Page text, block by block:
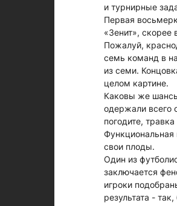
и турнирные
Первая
«Зенит», скорее
Пожалуй,
семь команд в
из семи.
целом картине.
Каковы же
одержали всего
погодите,
Функциональная
свои плоды.
Один из
заключается
игроки
результата -